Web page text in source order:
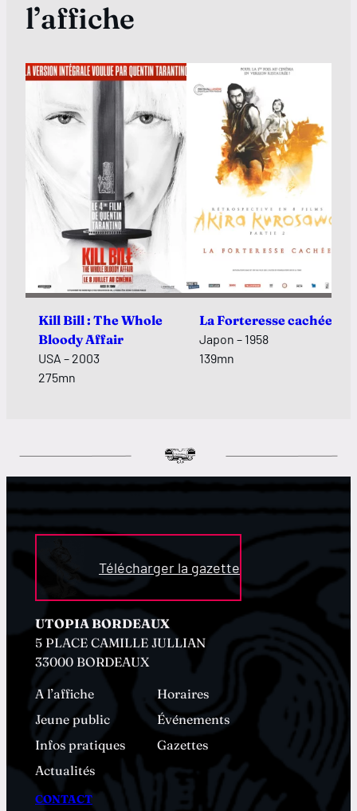
l’affiche
Kill Bill : The Whole
Bloody Affair
USA – 2003
275mn
La Forteresse cachée
Japon – 1958
139mn
Télécharger la gazette
UTOPIA BORDEAUX
5 PLACE CAMILLE JULLIAN
33000 BORDEAUX
A l’affiche
Horaires
Jeune public
Événements
Infos pratiques
Gazettes
Actualités
CONTACT